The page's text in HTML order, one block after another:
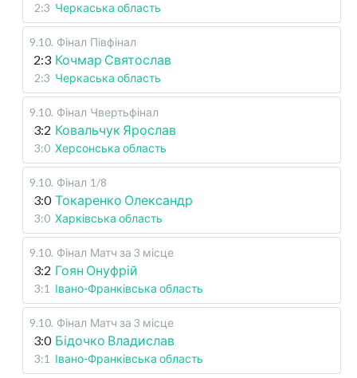
2:3 Черкаська область
9.10. Фінал Півфінал
2:3 Кочмар Святослав
2:3 Черкаська область
9.10. Фінал Чвертьфінал
3:2 Ковальчук Ярослав
3:0 Херсонська область
9.10. Фінал 1/8
3:0 Токаренко Олександр
3:0 Харківська область
9.10. Фінал Матч за 3 місце
3:2 Гоян Онуфрій
3:1 Івано-Франківська область
9.10. Фінал Матч за 3 місце
3:0 Бідочко Владислав
3:1 Івано-Франківська область